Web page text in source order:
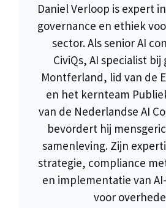
Daniel Verloop is expert
governance en ethiek
sector. Als senior AI
CiviQs, AI specialist
Montferland, lid van de
en het kernteam
van de Nederlandse AI
bevordert hij
samenleving. Zijn
strategie, compliance
en implementatie van
voor